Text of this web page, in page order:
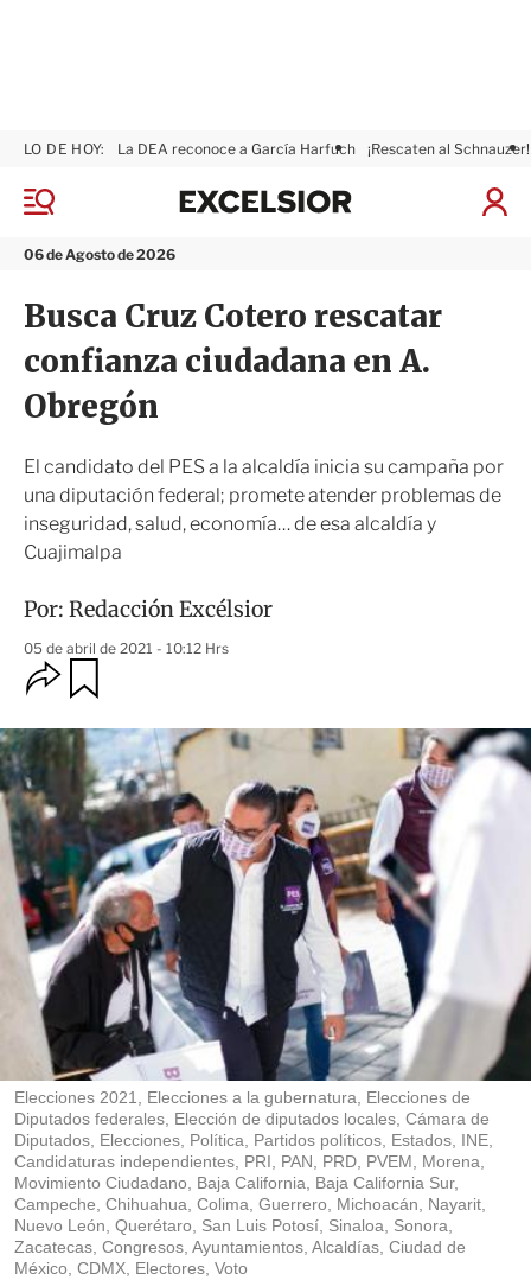
M
n
06 de Agosto de 2026
LO DE HOY: La DEA reconoce a García Harfuch ¡Rescaten al Schnauzer!
I
ó
x
i
r
Busca Cruz Cotero rescatar
confianza ciudadana en A.
Obregón
El candidato del PES a la alcaldía inicia su campaña por
una diputación federal; promete atender problemas de
inseguridad, salud, economía… de esa alcaldía y
Cuajimalpa
Por: Redacción Excélsior
05 de abril de 2021 - 10:12 Hrs
O
p
i
o
s
d
e
c
o
m
p
t
r
r
a
r
Elecciones 2021, Elecciones a la gubernatura, Elecciones de
Diputados federales, Elección de diputados locales, Cámara de
Diputados, Elecciones, Política, Partidos políticos, Estados, INE,
Candidaturas independientes, PRI, PAN, PRD, PVEM, Morena,
Movimiento Ciudadano, Baja California, Baja California Sur,
Campeche, Chihuahua, Colima, Guerrero, Michoacán, Nayarit,
Nuevo León, Querétaro, San Luis Potosí, Sinaloa, Sonora,
Zacatecas, Congresos, Ayuntamientos, Alcaldías, Ciudad de
México, CDMX, Electores, Voto